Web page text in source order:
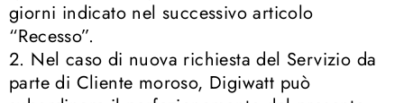
giorni indicato nel successivo articolo
“Recesso”.
2. Nel caso di nuova richiesta del Servizio da
parte di Cliente moroso, Digiwatt può